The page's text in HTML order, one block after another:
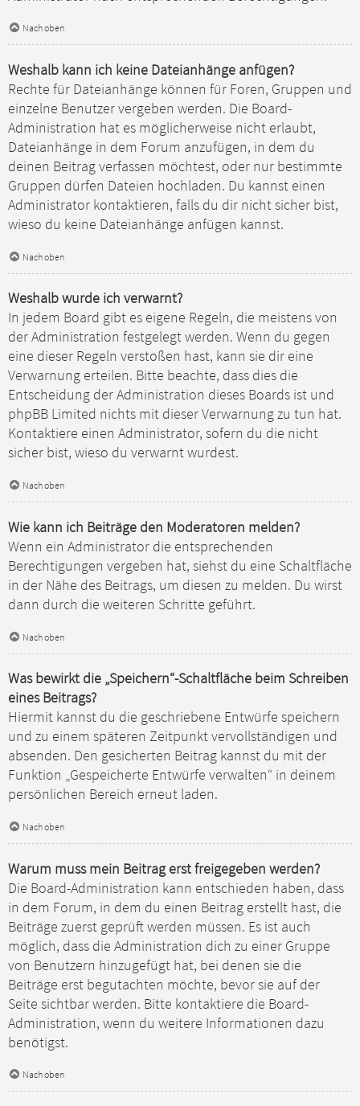
Nach oben
Weshalb kann ich keine Dateianhänge anfügen?
Rechte für Dateianhänge können für Foren, Gruppen und
einzelne Benutzer vergeben werden. Die Board-
Administration hat es möglicherweise nicht erlaubt,
Dateianhänge in dem Forum anzufügen, in dem du
deinen Beitrag verfassen möchtest, oder nur bestimmte
Gruppen dürfen Dateien hochladen. Du kannst einen
Administrator kontaktieren, falls du dir nicht sicher bist,
wieso du keine Dateianhänge anfügen kannst.
Nach oben
Weshalb wurde ich verwarnt?
In jedem Board gibt es eigene Regeln, die meistens von
der Administration festgelegt werden. Wenn du gegen
eine dieser Regeln verstoßen hast, kann sie dir eine
Verwarnung erteilen. Bitte beachte, dass dies die
Entscheidung der Administration dieses Boards ist und
phpBB Limited nichts mit dieser Verwarnung zu tun hat.
Kontaktiere einen Administrator, sofern du die nicht
sicher bist, wieso du verwarnt wurdest.
Nach oben
Wie kann ich Beiträge den Moderatoren melden?
Wenn ein Administrator die entsprechenden
Berechtigungen vergeben hat, siehst du eine Schaltfläche
in der Nähe des Beitrags, um diesen zu melden. Du wirst
dann durch die weiteren Schritte geführt.
Nach oben
Was bewirkt die „Speichern“-Schaltfläche beim Schreiben
eines Beitrags?
Hiermit kannst du die geschriebene Entwürfe speichern
und zu einem späteren Zeitpunkt vervollständigen und
absenden. Den gesicherten Beitrag kannst du mit der
Funktion „Gespeicherte Entwürfe verwalten“ in deinem
persönlichen Bereich erneut laden.
Nach oben
Warum muss mein Beitrag erst freigegeben werden?
Die Board-Administration kann entschieden haben, dass
in dem Forum, in dem du einen Beitrag erstellt hast, die
Beiträge zuerst geprüft werden müssen. Es ist auch
möglich, dass die Administration dich zu einer Gruppe
von Benutzern hinzugefügt hat, bei denen sie die
Beiträge erst begutachten möchte, bevor sie auf der
Seite sichtbar werden. Bitte kontaktiere die Board-
Administration, wenn du weitere Informationen dazu
benötigst.
Nach oben